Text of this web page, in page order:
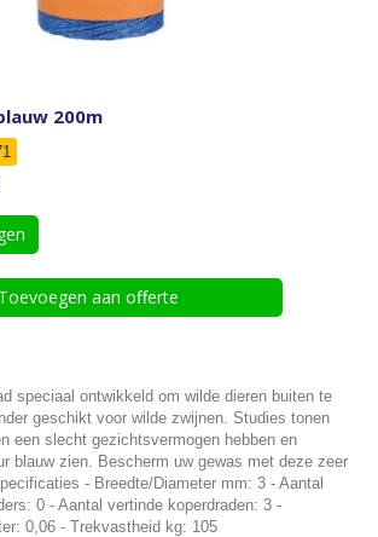
200m
Toevoegen aan offerte
speciaal ontwikkeld om wilde dieren buiten te
geschikt voor wilde zwijnen. Studies tonen
een slecht gezichtsvermogen hebben en
blauw zien. Bescherm uw gewas met deze zeer
- Breedte/Diameter mm: 3 - Aantal
0 - Aantal vertinde koperdraden: 3 -
0,06 - Trekvastheid kg: 105